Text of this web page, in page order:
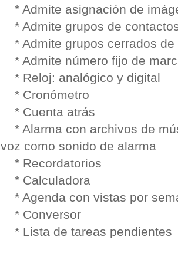
* Admite asignación de
* Admite grupos de
* Admite grupos cerrados de
* Admite número fijo de
* Reloj: analógico y digital
* Cronómetro
* Cuenta atrás
* Alarma con archivos de
voz como sonido de alarma
* Recordatorios
* Calculadora
* Agenda con vistas por
* Conversor
* Lista de tareas pendientes